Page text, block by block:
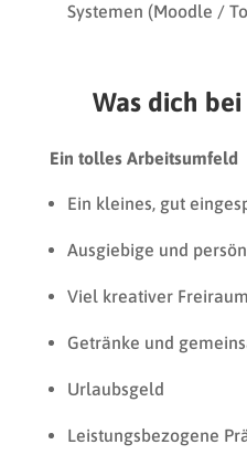
Systemen (Moodle /
Was dich
Ein tolles Arbeitsumfeld
Ein kleines, gut
Ausgiebige und
Viel kreativer Freiraum
Getränke und
Urlaubsgeld
Leistungsbezogene